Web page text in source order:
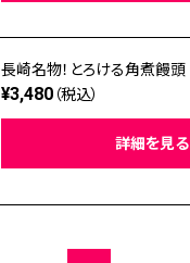
長崎名物！とろける角煮饅頭
¥3,480 （税込）
詳細を見る